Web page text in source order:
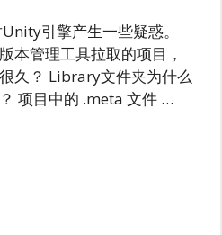
引擎产生一些疑惑。
本管理工具拉取的项目，
久？ Library文件夹为什么
项目中的 .meta 文件 …